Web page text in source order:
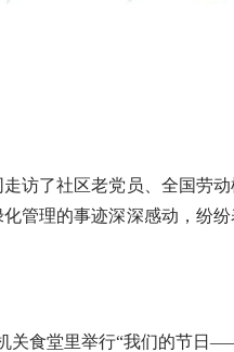
了社区老党员、全国劳动
管理的事迹深深感动，纷
食堂里举行“我们的节日——